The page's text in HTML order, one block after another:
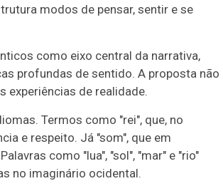
modos de pensar, sentir e se
como eixo central da narrativa,
profundas de sentido. A proposta não
experiências de realidade.
Termos como "rei", que, no
e respeito. Já "som", que em
como "lua", "sol", "mar" e "rio"
no imaginário ocidental.